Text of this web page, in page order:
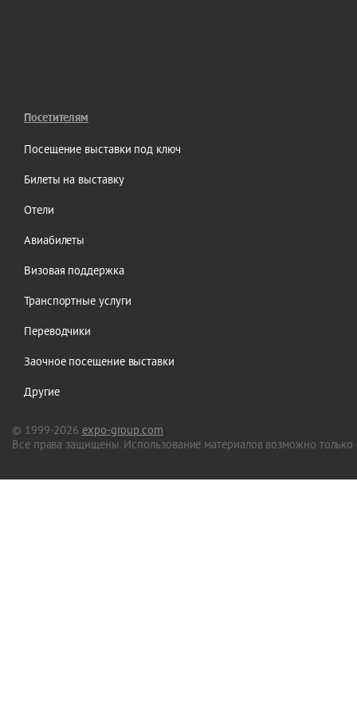
Посетителям
Посещение выставки под ключ
Билеты на выставку
Отели
Авиабилеты
Визовая поддержка
Транспортные услуги
Переводчики
Заочное посещение выставки
Другие
© 1999-2026 expo-group.com
Все права защищены. Использование материалов возможно